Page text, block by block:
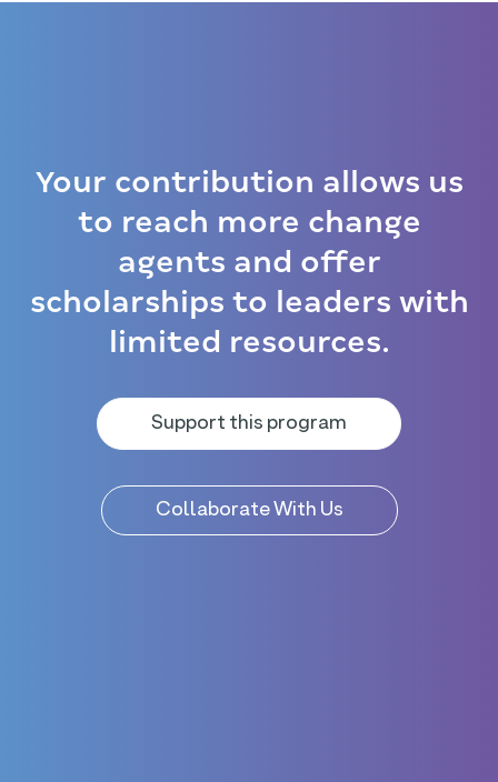
Your contribution allows us
to reach more change
agents and offer
scholarships to leaders with
limited resources.
Support this program
Collaborate With Us